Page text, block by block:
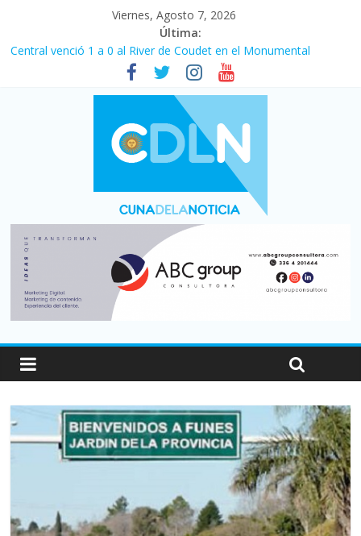
Viernes, Agosto 7, 2026
Última:
Central venció 1 a 0 al River de Coudet en el Monumental
La morosidad alcanzó su nivel más alto en dos décadas y ya
afecta a 400 mil deudores en Santa Fe
Desde que asumió Milei cerraron 41.000 kioscos: el sector
denuncia crisis como en 2001
Vacaciones de invierno con más movimiento y consumo
turístico: 4,6 millones de personas viajaron por el país, un 5,9%
Fuerte caída de la venta de autos usados en julio: bajó un 12,6%